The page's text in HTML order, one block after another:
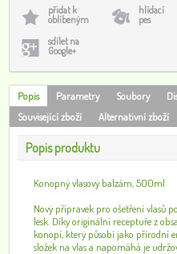
přidat k
oblíbeným
hlídací
pes
sdílet na
Google+
Popis Parametry Soubory
Související zboží
Alternativní zboží
Popis produktu
Konopný vlasový balzám, 500ml
Nový přípravek pro ošetření vlasů
lesk. Díky originální receptuře z
konopí, který působí jako přírodní
složek na vlas a napomáhá je